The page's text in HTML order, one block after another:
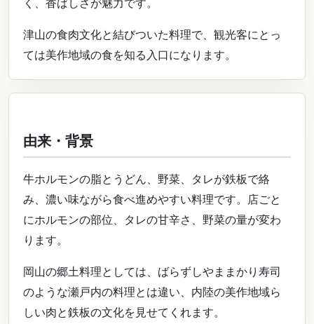
く、香ばしさが魅力です。
津山の食肉文化と結びついた料理で、観光客にとっ
ては美作地域の食を知る入口になります。
由来・背景
牛ホルモンの脂とうどん、野菜、タレが鉄板で絡
み、濃い味ながら食べ進めやすい料理です。店ごと
にホルモンの部位、タレの甘辛さ、野菜の量が変わ
ります。
岡山の郷土料理としては、ばらずしやままかり寿司
のような瀬戸内の料理とは違い、内陸の美作地域ら
しい肉と鉄板の文化を見せてくれます。